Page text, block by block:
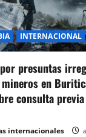
INTERNACIONAL
presuntas
en
consulta
internacionales